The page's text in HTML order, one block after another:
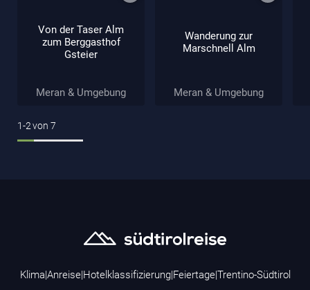
Von der Taser Alm
zum Berggasthof
Gsteier
Meran & Umgebung
Wanderung zur
Marschnell Alm
Meran & Umgebung
1-2von 7
Klima|Anreise|Hotelklassifizierung|Feiertage|Trentino-Südtirol